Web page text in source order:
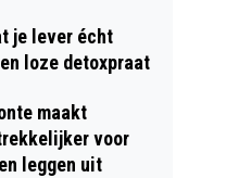
je lever écht
loze detoxpraat
maakt
voor
leggen uit